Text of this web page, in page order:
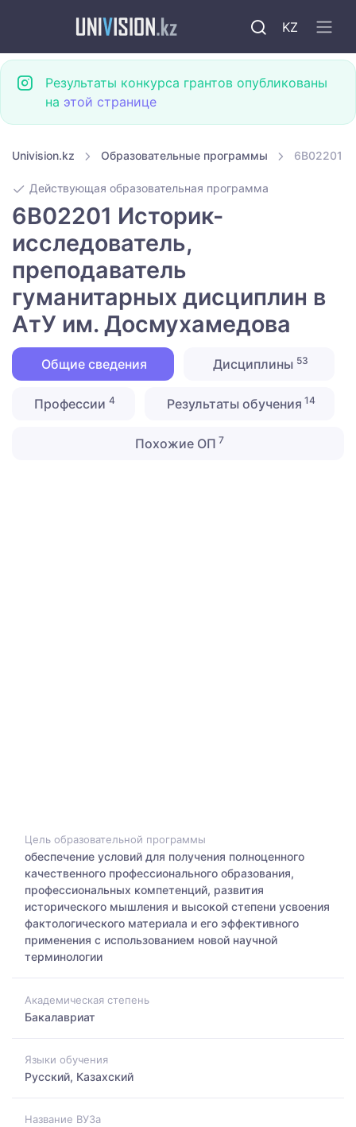
KZ
Результаты конкурса грантов опубликованы
на этой странице
Univision.kz Образовательные программы 6B02201
Действующая образовательная программа
6B02201 Историк-
исследователь,
преподаватель
гуманитарных дисциплин в
АтУ им. Досмухамедова
Общие сведения Дисциплины 53
Профессии4 Результаты обучения 14
Похожие ОП 7
Цель образовательной программы
обеспечение условий для получения полноценного
качественного профессионального образования,
профессиональных компетенций, развития
исторического мышления и высокой степени усвоения
фактологического материала и его эффективного
применения с использованием новой научной
терминологии
Академическая степень
Бакалавриат
Языки обучения
Русский, Казахский
Название ВУЗа